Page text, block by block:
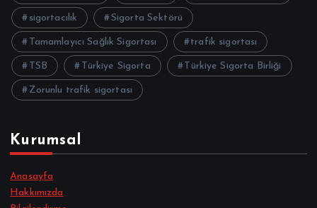
sigortacılık Sigorta Sektörü
Tamamlayıcı Sağlık Sigortası trafik sigortası
TSB Türkiye Sigorta Türkiye Sigorta Birliği
Zorunlu trafik sigortası
Kurumsal
Anasayfa
Hakkımızda